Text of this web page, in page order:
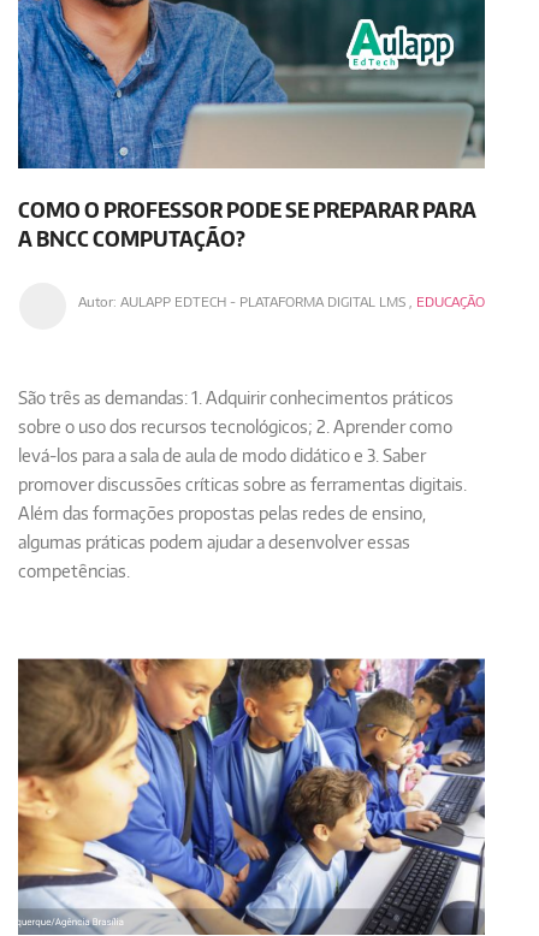
COMO O PROFESSOR PODE SE PREPARAR PARA
A BNCC COMPUTAÇÃO?
Autor: AULAPP EDTECH - PLATAFORMA DIGITAL LMS, EDUCAÇÃO
São três as demandas: 1. Adquirir conhecimentos práticos
sobre o uso dos recursos tecnológicos; 2. Aprender como
levá-los para a sala de aula de modo didático e 3. Saber
promover discussões críticas sobre as ferramentas digitais.
Além das formações propostas pelas redes de ensino,
algumas práticas podem ajudar a desenvolver essas
competências.